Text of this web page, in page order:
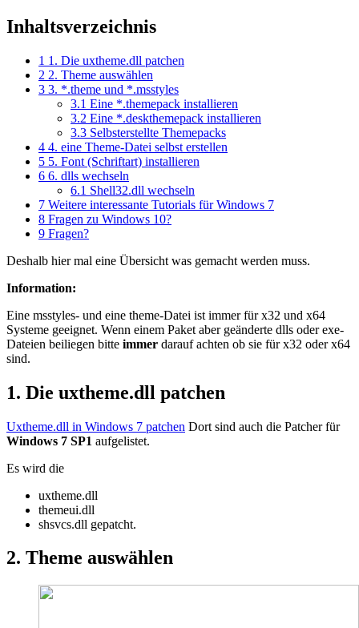
Inhaltsverzeichnis
1 1. Die uxtheme.dll patchen
2 2. Theme auswählen
3 3. *.theme und *.msstyles
3.1 Eine *.themepack installieren
3.2 Eine *.deskthemepack installieren
3.3 Selbsterstellte Themepacks
4 4. eine Theme-Datei selbst erstellen
5 5. Font (Schriftart) installieren
6 6. dlls wechseln
6.1 Shell32.dll wechseln
7 Weitere interessante Tutorials für Windows 7
8 Fragen zu Windows 10?
9 Fragen?
Deshalb hier mal eine Übersicht was gemacht werden muss.
Information:
Eine msstyles- und eine theme-Datei ist immer für x32 und x64
Systeme geeignet. Wenn einem Paket aber geänderte dlls oder exe-
Dateien beiliegen bitte immer darauf achten ob sie für x32 oder x64
sind.
1. Die uxtheme.dll patchen
Uxtheme.dll in Windows 7 patchen Dort sind auch die Patcher für
Windows 7 SP1 aufgelistet.
Es wird die
uxtheme.dll
themeui.dll
shsvcs.dll gepatcht.
2. Theme auswählen